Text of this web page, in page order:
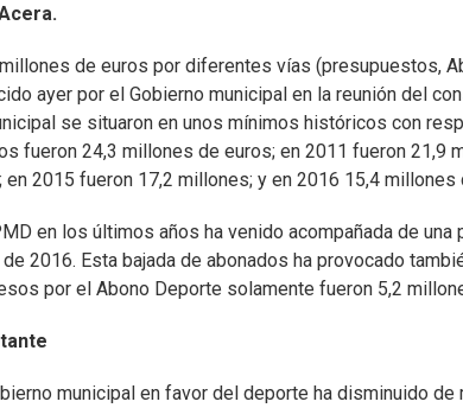
de euros por diferentes vías (presupuestos,
ayer por el Gobierno municipal en la reunión del
se situaron en unos mínimos históricos con
fueron 24,3 millones de euros; en 2011 fueron
2015 fueron 17,2 millones; y en 2016 15,4 millones
en los últimos años ha venido acompañada de
2016. Esta bajada de abonados ha provocado
por el Abono Deporte solamente fueron 5,2
municipal en favor del deporte ha disminuido